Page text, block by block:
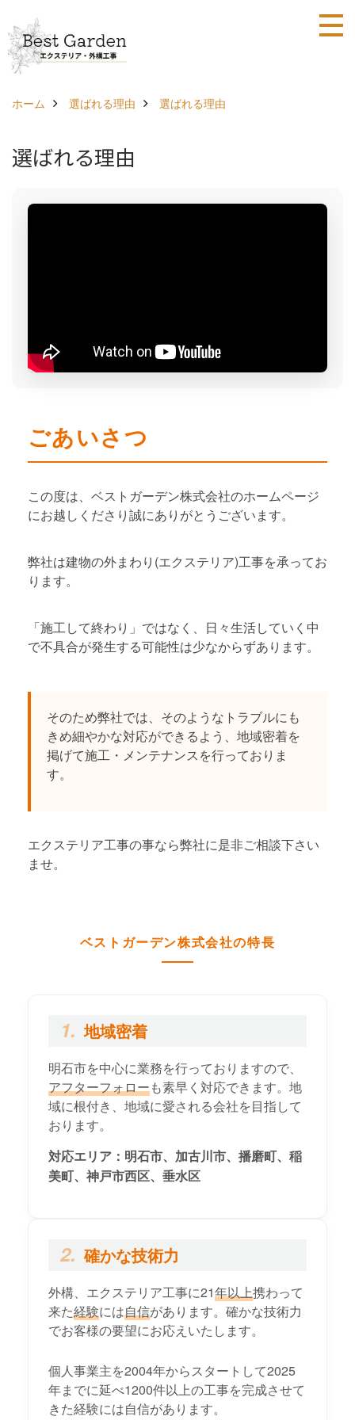
ホーム 選ばれる理由 選ばれる理由
選ばれる理由
ごあいさつ
この度は、ベストガーデン株式会社のホームページ
にお越しくださり誠にありがとうございます。
弊社は建物の外まわり(エクステリア)工事を承ってお
ります。
「施工して終わり」ではなく、日々生活していく中
で不具合が発生する可能性は少なからずあります。
そのため弊社では、そのようなトラブルにも
きめ細やかな対応ができるよう、地域密着を
掲げて施工・メンテナンスを行っておりま
す。
エクステリア工事の事なら弊社に是非ご相談下さい
ませ。
ベストガーデン株式会社の特長
1. 地域密着
明石市を中心に業務を行っておりますので、
アフターフォローも素早く対応できます。地
域に根付き、地域に愛される会社を目指して
おります。
対応エリア： 明石市、加古川市、播磨町、稲
美町、神戸市西区、垂水区
2. 確かな技術力
外構、エクステリア工事に21年以上携わって
来た経験には自信があります。確かな技術力
でお客様の要望にお応えいたします。
個人事業主を2004年からスタートして2025
年までに延べ1200件以上の工事を完成させて
きた経験には自信があります。